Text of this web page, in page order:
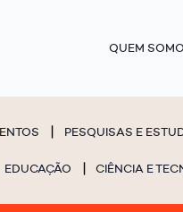
QUEM
PESQUISAS E
EDUCAÇÃO CIÊNCIA E